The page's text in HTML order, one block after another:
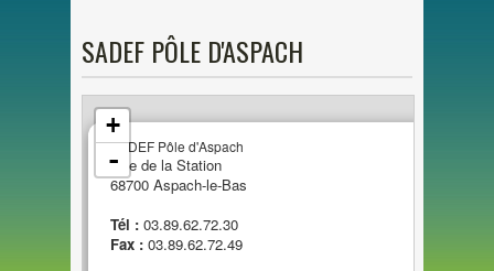
PARTENARIAT
SADEF PÔLE D'ASPACH
SADEF Pôle d'Aspach
Rue de la Station
68700 Aspach-le-Bas
Tél : 03.89.62.72.30
Fax : 03.89.62.72.49
+
-